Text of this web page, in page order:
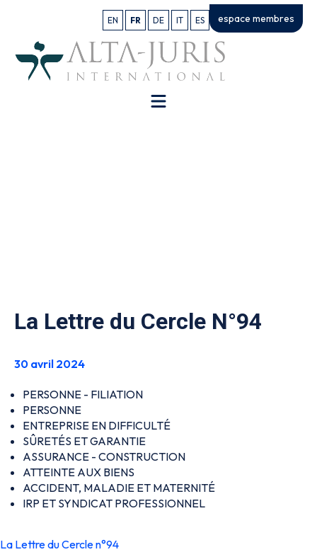
EN FR DE IT ES espace membres
La Lettre du Cercle N°94
30 avril 2024
PERSONNE - FILIATION
PERSONNE
ENTREPRISE EN DIFFICULTÉ
SÛRETÉS ET GARANTIE
ASSURANCE - CONSTRUCTION
ATTEINTE AUX BIENS
ACCIDENT, MALADIE ET MATERNITÉ
IRP ET SYNDICAT PROFESSIONNEL
La Lettre du Cercle n°94